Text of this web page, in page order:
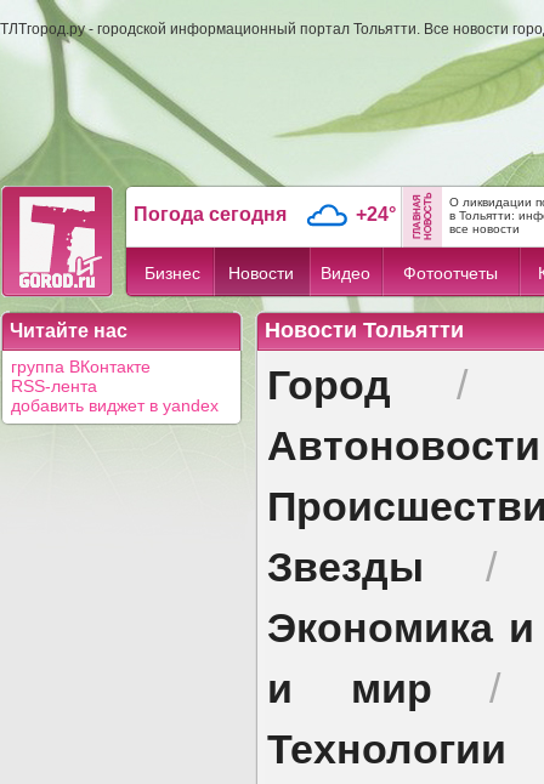
ТЛТгород.ру - городской информационный портал Тольятти. Все новости
Погода сегодня +24°
О ликвидации
в Тольятти:
все новости
Бизнес Новости Видео Фотоотчеты
Читайте нас
группа ВКонтакте
RSS-лента
добавить виджет в yandex
Новости Тольятти
Город /
Автоновости
Звезды
Экономика
и мир
Технологии